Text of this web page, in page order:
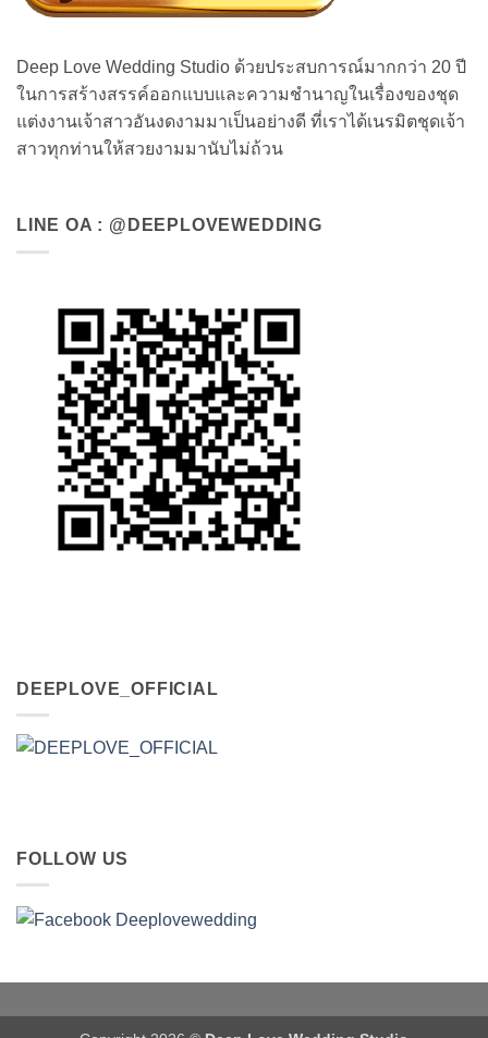
Deep Love Wedding Studio ด้วยประสบการณ์มากกว่า 20 ปี
ในการสร้างสรรค์ออกแบบและความชำนาญในเรื่องของชุด
แต่งงานเจ้าสาวอันงดงามมาเป็นอย่างดี ที่เราได้เนรมิตชุดเจ้า
สาวทุกท่านให้สวยงามมานับไม่ถ้วน
LINE OA : @DEEPLOVEWEDDING
DEEPLOVE_OFFICIAL
FOLLOW US